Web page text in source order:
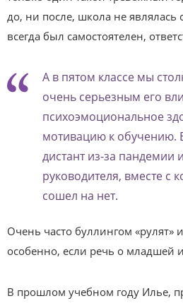
до, ни после, школа не являлась
всегда был самостоятелен,
А в пятом классе мы
очень серьезным его
психоэмоциональное
мотивацию к обучению.
дистант из-за пандемии
руководителя, вместе с
сошел на нет.
Очень часто буллингом «рулят»
особенно, если речь о младшей
В прошлом учебном году Илье,